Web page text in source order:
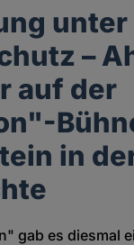
unter
–
auf der
in
gab es diesmal